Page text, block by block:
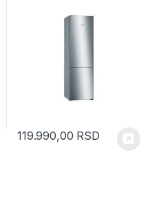
119.990,00 RSD